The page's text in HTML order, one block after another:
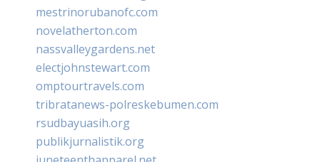
mestrinorubanofc.com
novelatherton.com
nassvalleygardens.net
electjohnstewart.com
omptourtravels.com
tribratanews-polreskebumen.com
rsudbayuasih.org
publikjurnalistik.org